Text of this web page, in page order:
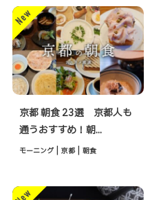
京都 朝食 23選 京都人も
通うおすすめ！朝...
モーニング | 京都 | 朝食